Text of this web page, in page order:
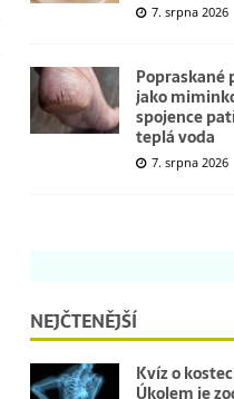
7. srpna 2026
Popraskané
jako
spojence
teplá voda
7. srpna 2026
NEJČTENĚJŠÍ
Kvíz o
Úkolem je